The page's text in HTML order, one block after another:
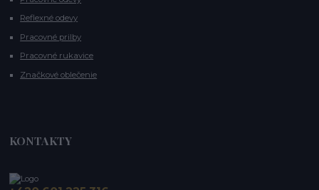
Reflexné odevy
Pracovné prilby
Pracovné rukavice
Značkové oblečenie
KONTAKTY